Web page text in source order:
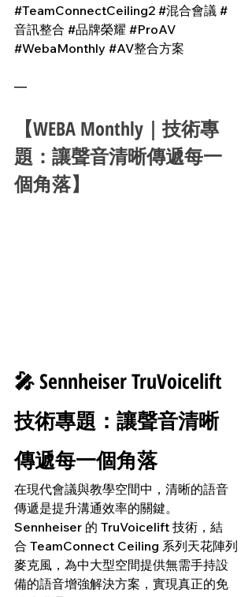
#TeamConnectCeiling2 #混合會議 #
音訊整合 #品牌榮耀 #ProAV
#WebaMonthly #AV整合方案
—
【WEBA Monthly｜技術專
題：讓聲音清晰傳遞每一
個角落】
🎤 Sennheiser TruVoicelift
技術專題：讓聲音清晰
傳遞每一個角落
在現代會議與教學空間中，清晰的語音
傳遞是提升溝通效率的關鍵。
Sennheiser 的 TruVoicelift 技術，結
合 TeamConnect Ceiling 系列天花陣列
麥克風，為中大型空間提供無需手持設
備的語音增強解決方案，實現真正的免